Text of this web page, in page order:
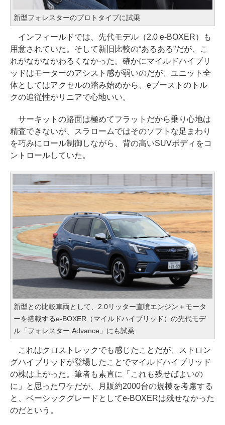
新型フォレスターのプロトタイプに試乗
インフィールドでは、先代モデル（2.0 e-BOXER）も
用意されていた。そして新旧比較の“あるある”だが、こ
れがなかなかわるくなかった。確かにマイルドハイブリ
ッドはモーターのアシスト感が弱いのだが、ユニット全
体としてはアクセルの踏み始めから、eブーストのトル
クの追従性がリニアで心地いい。
サーキットの路面は極めてフラットだから乗り心地は
精査できないが、スラロームではそのソフトな足まわり
を巧みにロール制御しながら、背の高いSUVボディをコ
ントロールしていた。
新型との比較車両として、2.0リッター直噴エンジン＋モータ
ーを搭載するe-BOXER（マイルドハイブリッド）の先代モデ
ル「フォレスター Advance」にも試乗
これはクロストレックでも感じたことだが、ストロン
グハイブリッドが登場したことでマイルドハイブリッド
の株は上がった。筆者も素直に「これも残せばよいの
に」と思ったワケだが、月販約2000台の規模を考慮する
と、ベーシックグレードとしてe-BOXERは残せなかった
のだという。